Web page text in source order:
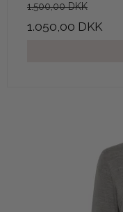
1.500,00 DKK
1.050,00 DKK